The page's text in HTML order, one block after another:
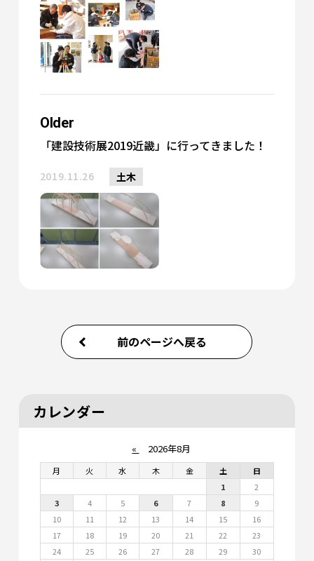
Older
「建設技術展2019近畿」に行ってきました！
2019.11.26 土木
前のページへ戻る
カレンダー
« 2026年8月
月 火 水 木 金 土
日
1
2
3
4 5 6 7 8
9
10
11 12 13 14 15
16
17
18 19 20 21 22
23
24
25 26 27 28 29
30